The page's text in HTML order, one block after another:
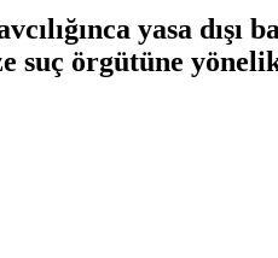
yasa dışı
suç örgütüne